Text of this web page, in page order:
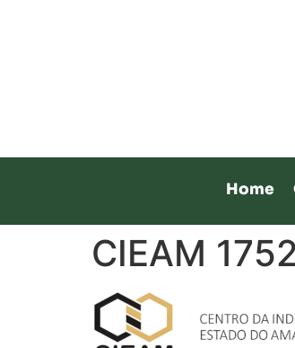
Home
CIEAM